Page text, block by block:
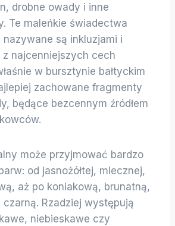
drobne owady i inne
Te maleńkie świadectwa
są inkluzjami i
najcenniejszych cech
w bursztynie bałtyckim
zachowane fragmenty
będące bezcennym źródłem
może przyjmować bardzo
od jasnożółtej, mlecznej,
aż po koniakową, brunatną,
Rzadziej występują
niebieskawe czy